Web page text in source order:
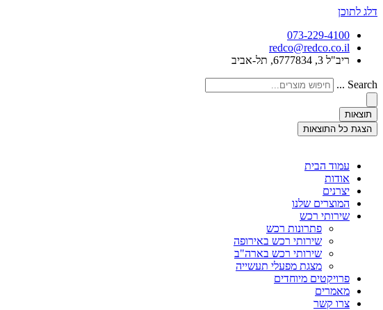
דלג לתוכן
073-229-4100
redco@redco.co.il
ריב"ל 3, 6777834, תל-אביב
Search ...
תוצאות
הצגת כל התוצאות
עמוד הבית
אודות
יצרנים
המוצרים שלנו
שירותי רכש
פתרונות רכש
שירותי רכש באירופה
שירותי רכש בארה"ב
מצגת מפעלי תעשייה
פרויקטים מיוחדים
מאמרים
צרו קשר